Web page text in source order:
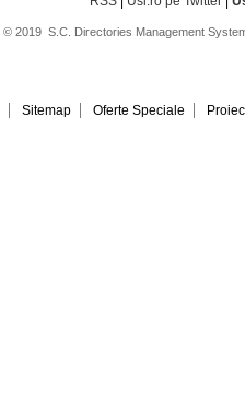
© 2019 S.C. Directories Management
Sitemap Oferte Speciale